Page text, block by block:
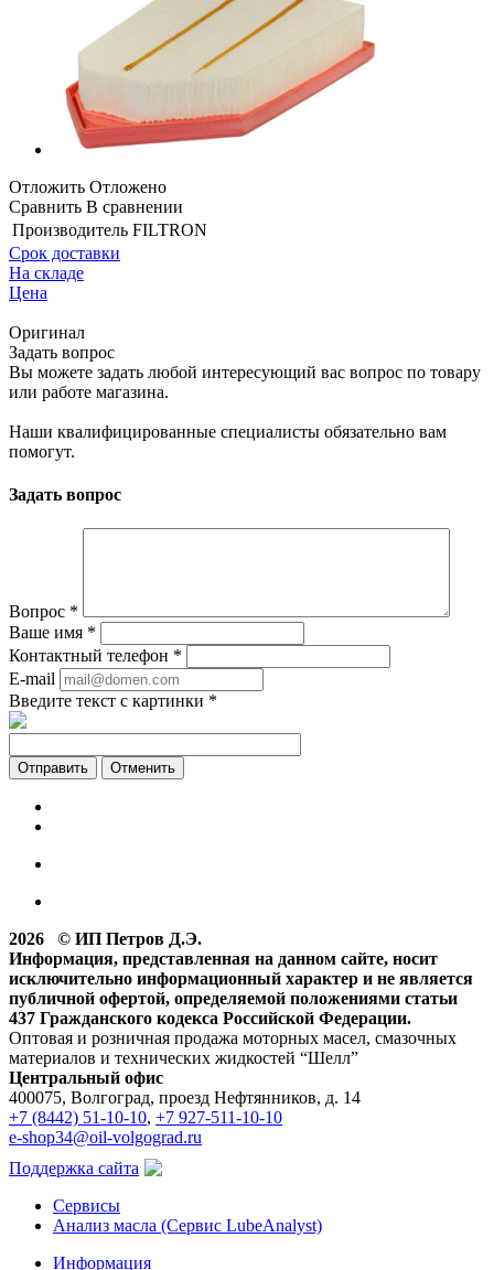
Отложить Отложено
Сравнить В сравнении
Производитель FILTRON
Срок доставки
На складе
Цена
Оригинал
Задать вопрос
Вы можете задать любой интересующий вас вопрос по товару
или работе магазина.
Наши квалифицированные специалисты обязательно вам
помогут.
Задать вопрос
Вопрос *
Ваше имя *
Контактный телефон *
E-mail
Введите текст с картинки *
Отменить
2026 © ИП Петров Д.Э.
Информация, представленная на данном сайте, носит
исключительно информационный характер и не является
публичной офертой, определяемой положениями статьи
437 Гражданского кодекса Российской Федерации.
Оптовая и розничная продажа моторных масел, смазочных
материалов и технических жидкостей “Шелл”
Центральный офис
400075, Волгоград, проезд Нефтянников, д. 14
+7 (8442) 51-10-10, +7 927-511-10-10
e-shop34@oil-volgograd.ru
Поддержка сайта
Сервисы
Анализ масла (Сервис LubeAnalyst)
Информация